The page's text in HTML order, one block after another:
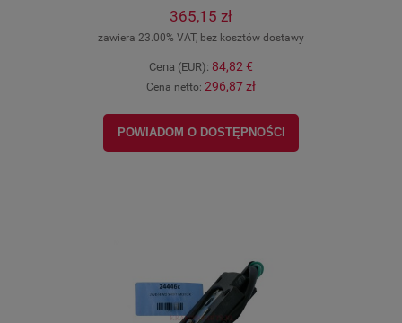
365,15 zł
zawiera 23.00% VAT, bez kosztów dostawy
Cena (EUR): 84,82 €
Cena netto: 296,87 zł
POWIADOM O DOSTĘPNOŚCI